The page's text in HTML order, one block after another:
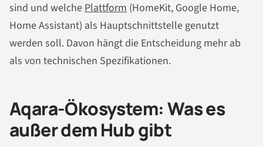
sind und welchePlattform (HomeKit, Google Home,
Home Assistant) als Hauptschnittstelle genutzt
werden soll. Davon hängt die Entscheidung mehr ab
als von technischen Spezifikationen.
Aqara-Ökosystem: Was es
außer dem Hub gibt